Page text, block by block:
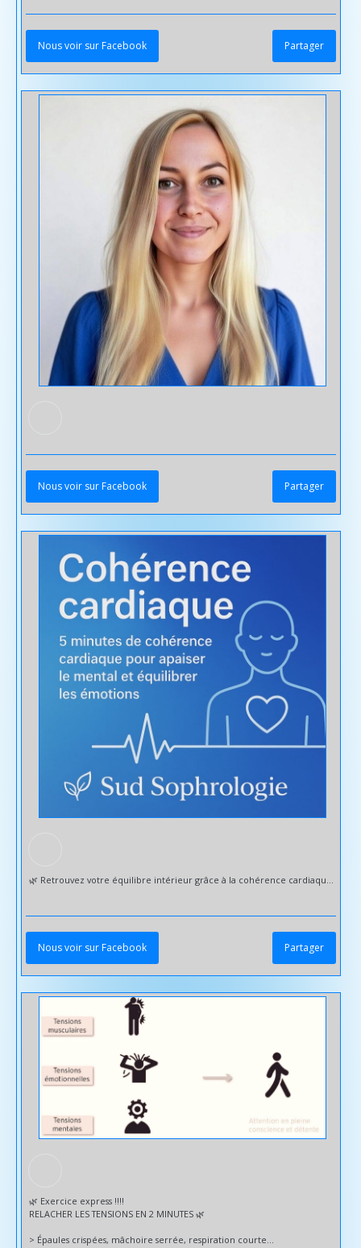
Nous voir sur Facebook Partager
Nous voir sur Facebook Partager
Nous voir sur Facebook Partager
🌿 Exercice express !!!!
RELACHER LES TENSIONS EN 2 MINUTES 🌿
> Épaules crispées, mâchoire serrée, respiration courte…